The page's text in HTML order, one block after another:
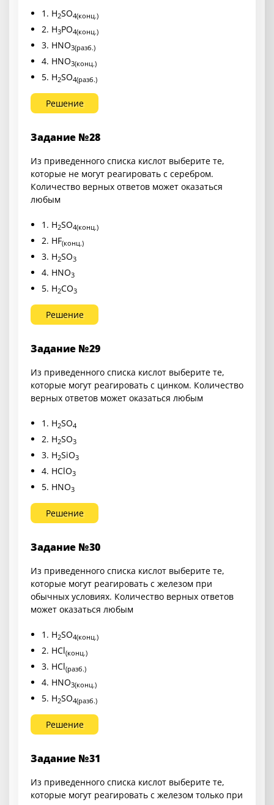
1. H2SO4(конц.)
2. H3PO4(конц.)
3. HNO3(разб.)
4. HNO3(конц.)
5. H2SO4(разб.)
Решение
Задание №28
Из приведенного списка кислот выберите те,
которые не могут реагировать с серебром.
Количество верных ответов может оказаться
любым
1. H2SO4(конц.)
2. HF(конц.)
3. H2SO3
4. HNO3
5. H2CO3
Решение
Задание №29
Из приведенного списка кислот выберите те,
которые могут реагировать с цинком. Количество
верных ответов может оказаться любым
1. H2SO4
2. H2SO3
3. H2SiO3
4. HClO3
5. HNO3
Решение
Задание №30
Из приведенного списка кислот выберите те,
которые могут реагировать с железом при
обычных условиях. Количество верных ответов
может оказаться любым
1. H2SO4(конц.)
2. HCl(конц.)
3. HCl(разб.)
4. HNO3(конц.)
5. H2SO4(разб.)
Решение
Задание №31
Из приведенного списка кислот выберите те,
которые могут реагировать с железом только при